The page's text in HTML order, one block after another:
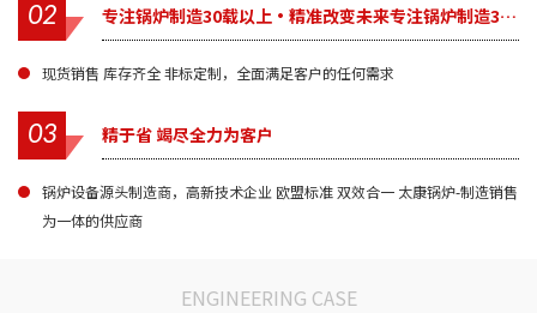
02 专注锅炉制造30载以上·精准改变未来专注锅炉制造30载以上·精准改变未来
现货销售 库存齐全 非标定制，全面满足客户的任何需求
03 精于省 竭尽全力为客户
锅炉设备源头制造商，高新技术企业 欧盟标准 双效合一 太康锅炉-制造销售
为一体的供应商
ENGINEERING CASE